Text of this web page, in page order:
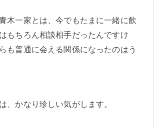
木一家とは、今でもたまに一緒に飲
もちろん相談相手だったんですけ
も普通に会える関係になったのはう
、かなり珍しい気がします。